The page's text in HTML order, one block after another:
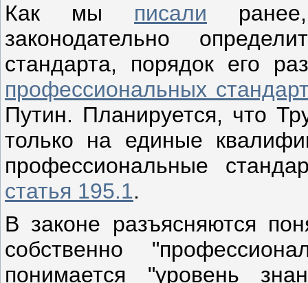
Как мы писали
законодательно
стандарта, порядок его
профессиональных
Путин. Планируется, что
только на единые
профессиональные
статья 195.1.
В законе разъясняются
собственно
понимается "уровень